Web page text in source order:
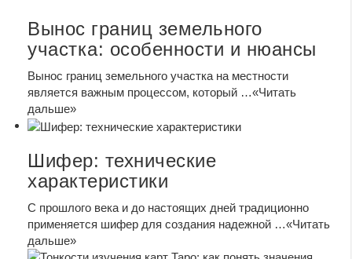
Вынос границ земельного
участка: особенности и нюансы
Вынос границ земельного участка на местности
является важным процессом, который …«Читать
дальше»
Шифер: технические
характеристики
С прошлого века и до настоящих дней традиционно
применяется шифер для создания надежной …«Читать
дальше»